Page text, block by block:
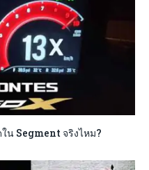
น Segment จริงไหม?